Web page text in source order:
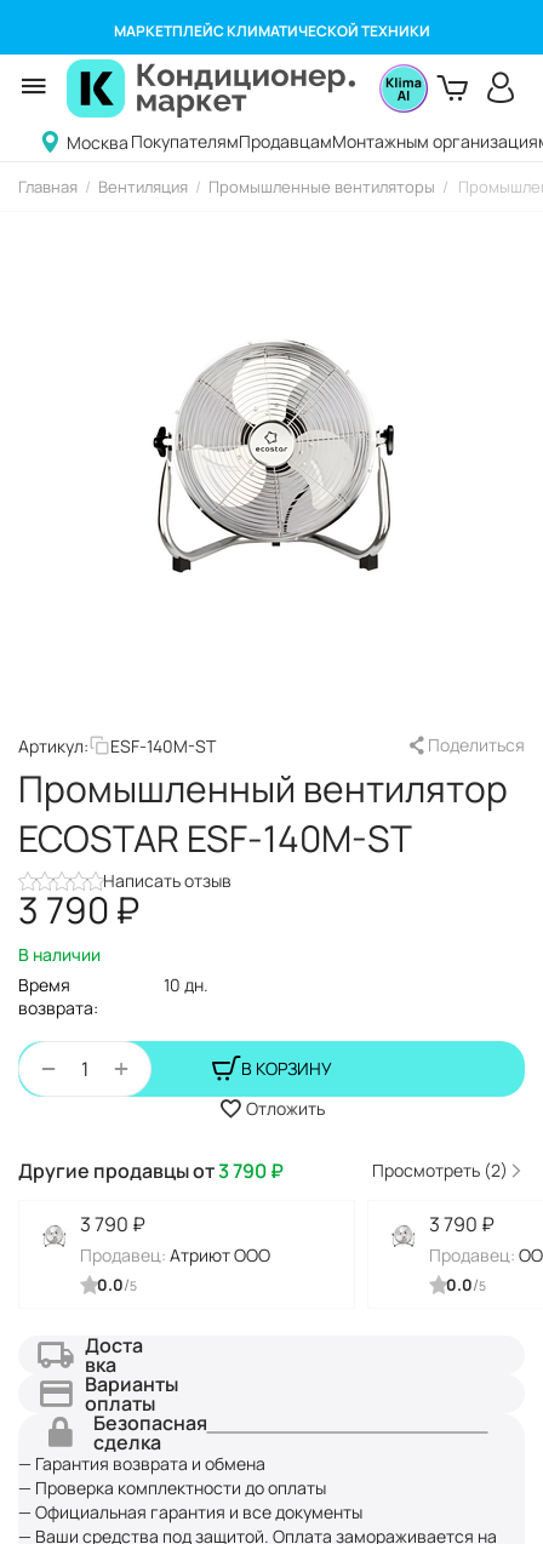
МАРКЕТПЛЕЙС КЛИМАТИЧЕСКОЙ ТЕХНИКИ
Москва ПокупателямПродавцамМонтажным
Главная / Вентиляция / Промышленные вентиляторы /
Артикул: ESF-140M-ST Поделиться
Промышленный вентилятор
ECOSTAR ESF-140M-ST
Написать отзыв
3 790₽
В наличии
Время
возврата:
10 дн.
+
−
В КОРЗИНУ
Отложить
Другие продавцы от3 790₽ Просмотреть (2)
3 790 ₽
Продавец: Атриют ООО
0.0/5
3 790 ₽
Продавец:
0.0/5
Доста
вка
Варианты
оплаты
Безопасная
сделка
— Гарантия возврата и обмена
— Проверка комплектности до оплаты
— Официальная гарантия и все документы
— Ваши средства под защитой. Оплата замораживается на